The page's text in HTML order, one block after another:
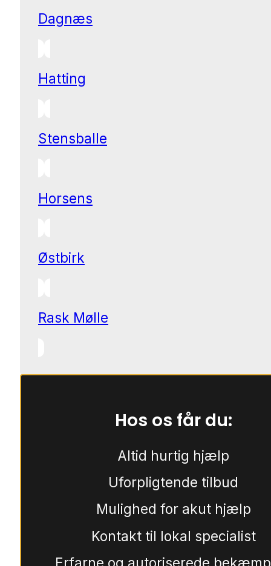
Dagnæs
Hatting
Stensballe
Horsens
Østbirk
Rask Mølle
Hos os får du:
Altid hurtig hjælp
Uforpligtende tilbud
Mulighed for akut hjælp
Kontakt til lokal specialist